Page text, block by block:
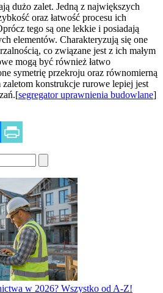
dużo zalet. Jedną z największych
oraz łatwość procesu ich
tego są one lekkie i posiadają
elementów. Charakteryzują się one
co związane jest z ich małym
mogą być również łatwo
symetrię przekroju oraz równomierną
konstrukcje rurowe lepiej jest
segregator uprawnienia budowlane]
w 2026? Wszystko od A-Z!